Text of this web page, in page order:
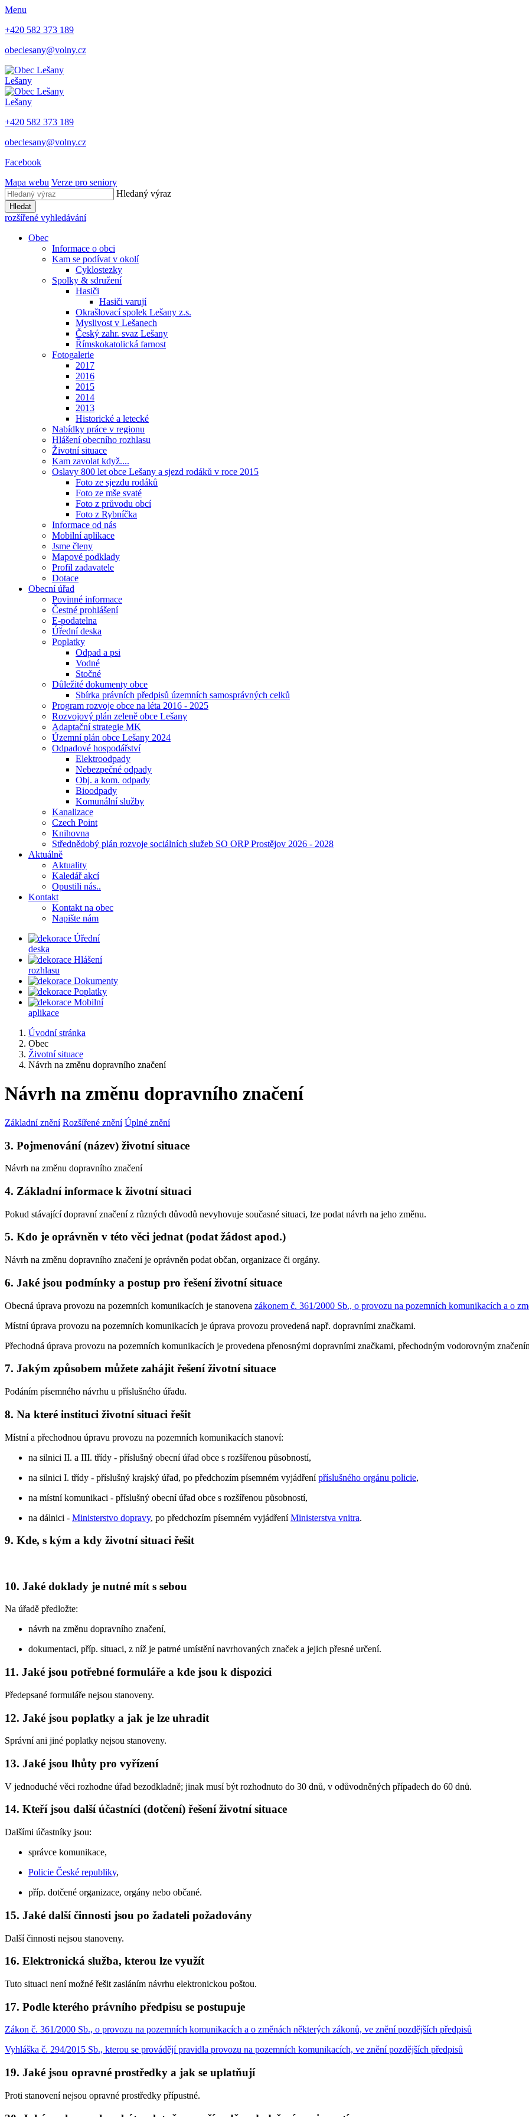
Menu
+420 582 373 189
obeclesany@volny.cz
Lešany
Lešany
+420 582 373 189
obeclesany@volny.cz
Facebook
Mapa webu Verze pro seniory
Hledaný výraz
Hledat
rozšířené vyhledávání
Obec
Informace o obci
Kam se podívat v okolí
Cyklostezky
Spolky & sdružení
Hasiči
Hasiči varují
Okrašlovací spolek Lešany z.s.
Myslivost v Lešanech
Český zahr. svaz Lešany
Římskokatolická farnost
Fotogalerie
2017
2016
2015
2014
2013
Historické a letecké
Nabídky práce v regionu
Hlášení obecního rozhlasu
Životní situace
Kam zavolat když....
Oslavy 800 let obce Lešany a sjezd rodáků v roce 2015
Foto ze sjezdu rodáků
Foto ze mše svaté
Foto z průvodu obcí
Foto z Rybníčka
Informace od nás
Mobilní aplikace
Jsme členy
Mapové podklady
Profil zadavatele
Dotace
Obecní úřad
Povinné informace
Čestné prohlášení
E-podatelna
Úřední deska
Poplatky
Odpad a psi
Vodné
Stočné
Důležité dokumenty obce
Sbírka právních předpisů územních samosprávných celků
Program rozvoje obce na léta 2016 - 2025
Rozvojový plán zeleně obce Lešany
Adaptační strategie MK
Územní plán obce Lešany 2024
Odpadové hospodářství
Elektroodpady
Nebezpečné odpady
Obj. a kom. odpady
Bioodpady
Komunální služby
Kanalizace
Czech Point
Knihovna
Střednědobý plán rozvoje sociálních služeb SO ORP Prostějov 2026 - 2028
Aktuálně
Aktuality
Kaledář akcí
Opustili nás..
Kontakt
Kontakt na obec
Napište nám
Úřední
deska
Hlášení
rozhlasu
Dokumenty
Poplatky
Mobilní
aplikace
Úvodní stránka
Obec
Životní situace
Návrh na změnu dopravního značení
Návrh na změnu dopravního značení
Základní znění Rozšířené znění Úplné znění
3. Pojmenování (název) životní situace
Návrh na změnu dopravního značení
4. Základní informace k životní situaci
Pokud stávající dopravní značení z různých důvodů nevyhovuje současné situaci, lze podat návrh na jeho změnu.
5. Kdo je oprávněn v této věci jednat (podat žádost apod.)
Návrh na změnu dopravního značení je oprávněn podat občan, organizace či orgány.
6. Jaké jsou podmínky a postup pro řešení životní situace
Obecná úprava provozu na pozemních komunikacích je stanovena zákonem č. 361/2000 Sb., o provozu na pozemních komunikacích a o
Místní úprava provozu na pozemních komunikacích je úprava provozu provedená např. dopravními značkami.
Přechodná úprava provozu na pozemních komunikacích je provedena přenosnými dopravními značkami, přechodným vodorovným
7. Jakým způsobem můžete zahájit řešení životní situace
Podáním písemného návrhu u příslušného úřadu.
8. Na které instituci životní situaci řešit
Místní a přechodnou úpravu provozu na pozemních komunikacích stanoví:
na silnici II. a III. třídy - příslušný obecní úřad obce s rozšířenou působností,
na silnici I. třídy - příslušný krajský úřad, po předchozím písemném vyjádřenípříslušného orgánu policie,
na místní komunikaci - příslušný obecní úřad obce s rozšířenou působností,
na dálnici - Ministerstvo dopravy, po předchozím písemném vyjádřeníMinisterstva vnitra.
9. Kde, s kým a kdy životní situaci řešit
10. Jaké doklady je nutné mít s sebou
Na úřadě předložte:
návrh na změnu dopravního značení,
dokumentaci, příp. situaci, z níž je patrné umístění navrhovaných značek a jejich přesné určení.
11. Jaké jsou potřebné formuláře a kde jsou k dispozici
Předepsané formuláře nejsou stanoveny.
12. Jaké jsou poplatky a jak je lze uhradit
Správní ani jiné poplatky nejsou stanoveny.
13. Jaké jsou lhůty pro vyřízení
V jednoduché věci rozhodne úřad bezodkladně; jinak musí být rozhodnuto do 30 dnů, v odůvodněných případech do 60 dnů.
14. Kteří jsou další účastníci (dotčení) řešení životní situace
Dalšími účastníky jsou:
správce komunikace,
Policie České republiky,
příp. dotčené organizace, orgány nebo občané.
15. Jaké další činnosti jsou po žadateli požadovány
Další činnosti nejsou stanoveny.
16. Elektronická služba, kterou lze využít
Tuto situaci není možné řešit zasláním návrhu elektronickou poštou.
17. Podle kterého právního předpisu se postupuje
Zákon č. 361/2000 Sb., o provozu na pozemních komunikacích a o změnách některých zákonů, ve znění pozdějších předpisů
Vyhláška č. 294/2015 Sb., kterou se provádějí pravidla provozu na pozemních komunikacích, ve znění pozdějších předpisů
19. Jaké jsou opravné prostředky a jak se uplatňují
Proti stanovení nejsou opravné prostředky přípustné.